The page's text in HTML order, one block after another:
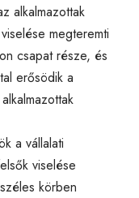
alkalmazottak
megteremti
csapat része, és
erősödik a
a vállalati
viselése
körben